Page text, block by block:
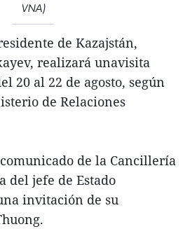
VNA)
de Kazajstán,
realizará unavisita
20 al 22 de agosto, según
de Relaciones
de la Cancillería
del jefe de Estado
invitación de su